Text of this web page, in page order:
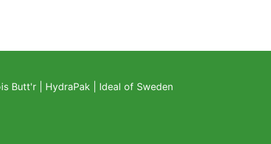
Butt'r| HydraPak| Ideal of Sweden